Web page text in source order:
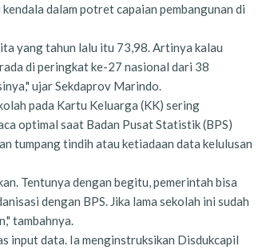
dalam potret capaian pembangunan di
yang tahun lalu itu 73,98. Artinya kalau
di peringkat ke-27 nasional dari 38
ujar Sekdaprov Marindo.
pada Kartu Keluarga (KK) sering
optimal saat Badan Pusat Statistik (BPS)
tumpang tindih atau ketiadaan data kelulusan
Tentunya dengan begitu, pemerintah bisa
dengan BPS. Jika lama sekolah ini sudah
tambahnya.
input data. Ia menginstruksikan Disdukcapil